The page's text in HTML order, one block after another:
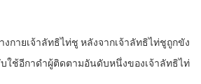
กายเจ้าลัทธิไท่ชู หลังจากเจ้าลัทธิไท่ชูถูกขัง
ใช้อีกาดำผู้ติดตามอันดับหนึ่งของเจ้าลัทธิไท่